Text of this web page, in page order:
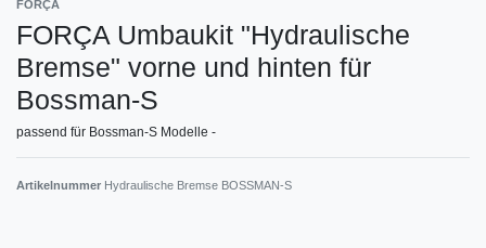
FORÇA
FORÇA Umbaukit "Hydraulische
Bremse" vorne und hinten für
Bossman-S
passend für Bossman-S Modelle -
Artikelnummer Hydraulische Bremse BOSSMAN-S